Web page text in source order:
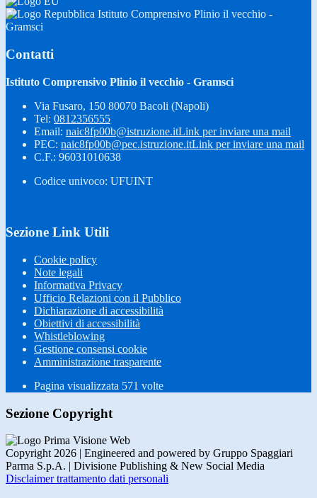
Istituto Comprensivo Plinio il vecchio -
Gramsci
Contatti
Istituto Comprensivo Plinio il vecchio - Gramsci
Via Fusaro, 150 80070 Bacoli (Napoli)
Tel: 0812356555
Email: naic8fp00b@istruzione.itLink per inviare una mail
PEC: naic8fp00b@pec.istruzione.itLink per inviare una mail
C.F.: 96031010638
Codice univoco: UFUINT
Sezione Link Utili
Cookie policy
Note legali
Informativa Privacy
Ufficio Relazioni con il Pubblico
Dichiarazione di accessibilità
Obiettivi di accessibilità
Whistleblowing
Gestione consensi cookie
Amministrazione trasparente
Pagina visualizzata 571 volte
Sezione Copyright
Copyright 2026 | Engineered and powered by Gruppo Spaggiari
Parma S.p.A. | Divisione Publishing & New Social Media
Disclaimer trattamento dati personali